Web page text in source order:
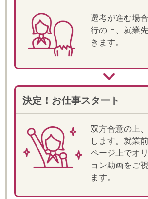
皆様のご活躍が、しゅふの雇用を増やす一
歩ともなりますので、どうぞ宜しくお願い
いたします。
利用規約・ 個人情報の取扱いに